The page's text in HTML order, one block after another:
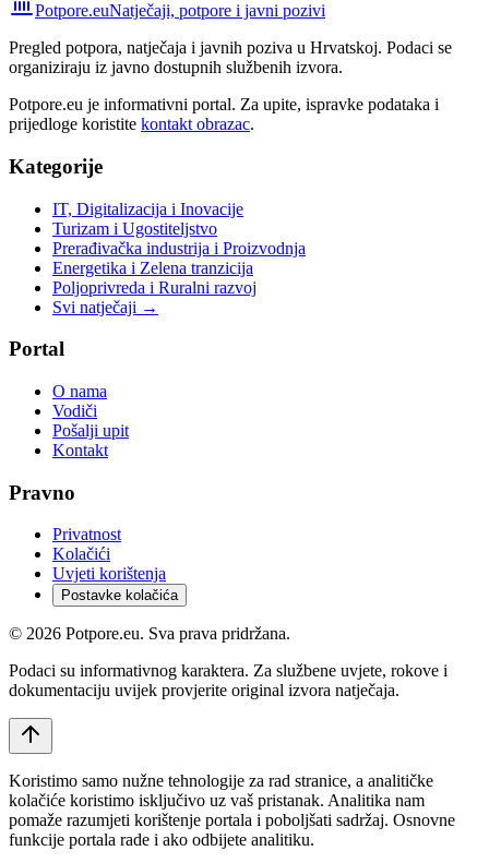
Potpore.euNatječaji, potpore i javni pozivi
Pregled potpora, natječaja i javnih poziva u Hrvatskoj. Podaci se
organiziraju iz javno dostupnih službenih izvora.
Potpore.eu je informativni portal. Za upite, ispravke podataka i
prijedloge koristite kontakt obrazac.
Kategorije
IT, Digitalizacija i Inovacije
Turizam i Ugostiteljstvo
Prerađivačka industrija i Proizvodnja
Energetika i Zelena tranzicija
Poljoprivreda i Ruralni razvoj
Svi natječaji →
Portal
O nama
Vodiči
Pošalji upit
Kontakt
Pravno
Privatnost
Kolačići
Uvjeti korištenja
Postavke kolačića
© 2026 Potpore.eu. Sva prava pridržana.
Podaci su informativnog karaktera. Za službene uvjete, rokove i
dokumentaciju uvijek provjerite original izvora natječaja.
Koristimo samo nužne tehnologije za rad stranice, a analitičke
kolačiće koristimo isključivo uz vaš pristanak. Analitika nam
pomaže razumjeti korištenje portala i poboljšati sadržaj. Osnovne
funkcije portala rade i ako odbijete analitiku.